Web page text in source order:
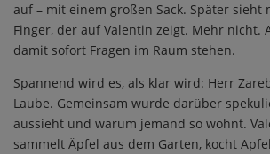
auf – mit einem großen Sack. Später sieht
Finger, der auf Valentin zeigt. Mehr nicht.
damit sofort Fragen im Raum stehen.
Spannend wird es, als klar wird: Herr
Laube. Gemeinsam wurde darüber
aussieht und warum jemand so wohnt.
sammelt Äpfel aus dem Garten, kocht